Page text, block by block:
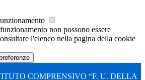
non possono essere
l'elenco nella pagina della cookie
COMPRENSIVO “F. U. DELLA